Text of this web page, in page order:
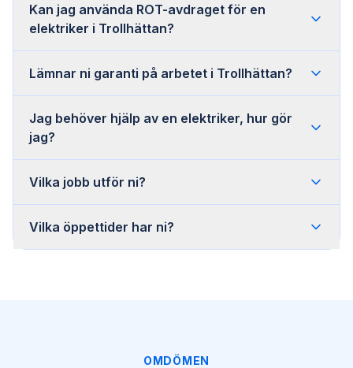
Kan jag använda ROT-avdraget för en
elektriker i Trollhättan?
Lämnar ni garanti på arbetet i Trollhättan?
Jag behöver hjälp av en elektriker, hur gör
jag?
Vilka jobb utför ni?
Vilka öppettider har ni?
OMDÖMEN